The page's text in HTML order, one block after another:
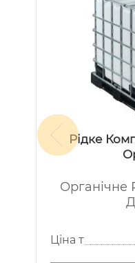
Рідке
Органічне
Ціна т